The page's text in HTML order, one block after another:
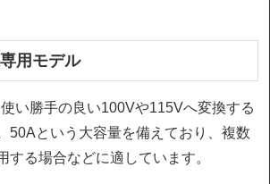
用モデル
い勝手の良い100Vや115Vへ変換する
50Aという大容量を備えており、複数
する場合などに適しています。